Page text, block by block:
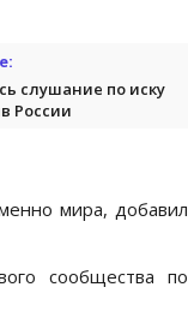
слушание по иску
России
мира, добавил
сообщества по